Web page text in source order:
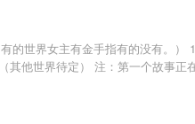
世界女主有金手指有的没有。
他世界待定） 注：第一个故事正